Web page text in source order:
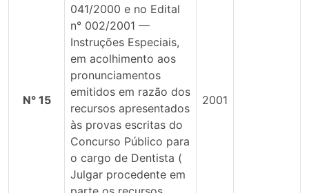
N° 15
041/2000 e no Edital
n° 002/2001 —
Instruções Especiais,
em acolhimento aos
pronunciamentos
emitidos em razão dos
recursos apresentados
às provas escritas do
Concurso Público para
o cargo de Dentista (
Julgar procedente em
2001